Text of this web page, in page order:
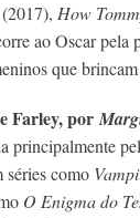
(2017), How
ao Oscar pela
que
Farley, por
principalmente
séries como
O Enigma do